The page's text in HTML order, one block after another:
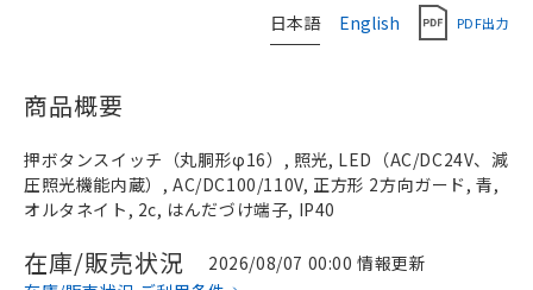
日本語 English PDF出力
商品概要
押ボタンスイッチ（丸胴形φ16）, 照光, LED（AC/DC24V、減
圧照光機能内蔵）, AC/DC100/110V, 正方形 2方向ガード, 青,
オルタネイト, 2c, はんだづけ端子, IP40
在庫/販売状況
2026/08/07 00:00 情報更新